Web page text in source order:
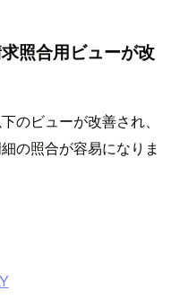
照合用ビューが改
のビューが改善され、
の照合が容易になりま